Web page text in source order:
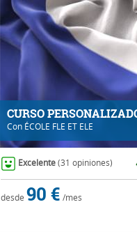
CURSO
Con ÉCOLE FLE ET ELE
Excelente (31 opiniones)
desde 90 € /mes